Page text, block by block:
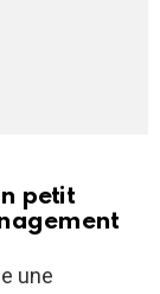
petit
une